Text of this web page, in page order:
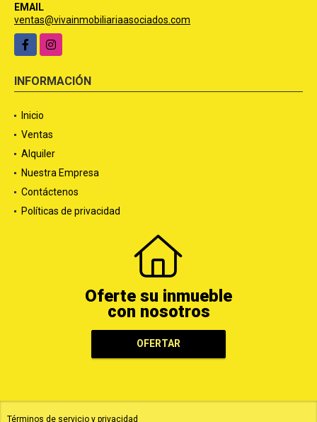
EMAIL
ventas@vivainmobiliariaasociados.com
FacebookInstagram
INFORMACIÓN
Inicio
Ventas
Alquiler
Nuestra Empresa
Contáctenos
Políticas de privacidad
Oferte su inmueble
con nosotros
OFERTAR
Términos de servicio y privacidad